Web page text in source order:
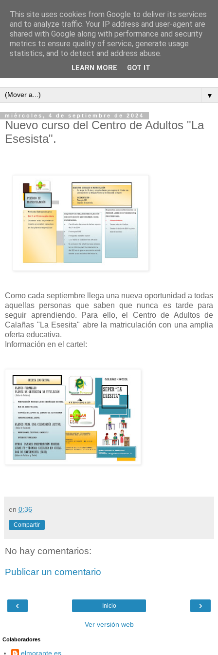
Semanario independiente de Calañas
▼
miércoles, 4 de septiembre de 2024
Nuevo curso del Centro de Adultos "La
Esesista".
Como cada septiembre llega una nueva oportunidad a todas
aquellas personas que saben que nunca es tarde para
seguir aprendiendo. Para ello, el Centro de Adultos de
Calañas "La Esesita" abre la matriculación con una amplia
oferta educativa.
Información en el cartel:
en 0:36
Compartir
No hay comentarios:
Publicar un comentario
‹ ›
Inicio
Ver versión web
Colaboradores
elmorante.es
This site uses cookies from Google to deliver its services
and to analyze traffic. Your IP address and user-agent are
shared with Google along with performance and security
metrics to ensure quality of service, generate usage
statistics, and to detect and address abuse.
LEARN MORE GOT IT